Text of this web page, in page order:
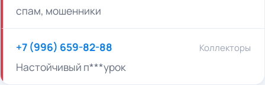
спам, мошенники
+7 (996) 659-82-88 Коллекторы
Настойчивый п***урок